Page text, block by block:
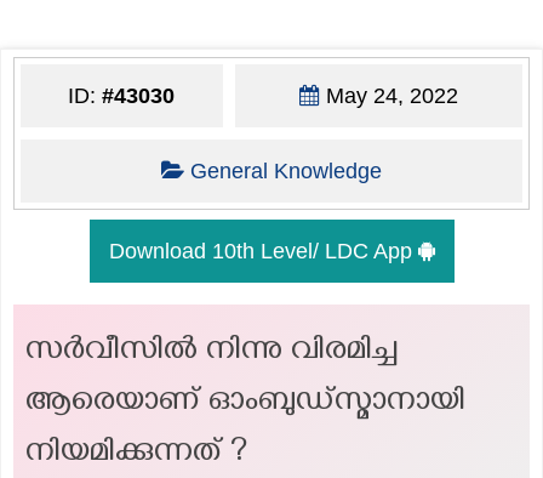
ID:#43030 May 24, 2022
General Knowledge
Download 10th Level/ LDC App
സർവീസിൽ നിന്നു വിരമിച്ച
ആരെയാണ് ഓംബുഡ്സ്മാനായി
നിയമിക്കുന്നത് ?